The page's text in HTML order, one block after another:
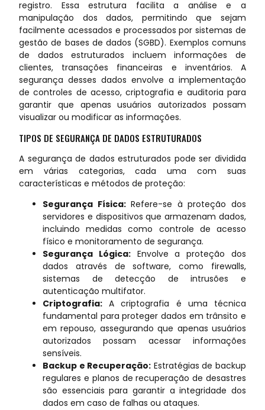
registro. Essa estrutura facilita a análise e a
manipulação dos dados, permitindo que sejam
facilmente acessados e processados por sistemas de
gestão de bases de dados (SGBD). Exemplos comuns
de dados estruturados incluem informações de
clientes, transações financeiras e inventários. A
segurança desses dados envolve a implementação
de controles de acesso, criptografia e auditoria para
garantir que apenas usuários autorizados possam
visualizar ou modificar as informações.
TIPOS DE SEGURANÇA DE DADOS ESTRUTURADOS
A segurança de dados estruturados pode ser dividida
em várias categorias, cada uma com suas
características e métodos de proteção:
Segurança Física:Refere-se à proteção dos
servidores e dispositivos que armazenam dados,
incluindo medidas como controle de acesso
físico e monitoramento de segurança.
Segurança Lógica:Envolve a proteção dos
dados através de software, como firewalls,
sistemas de detecção de intrusões e
autenticação multifator.
Criptografia: A criptografia é uma técnica
fundamental para proteger dados em trânsito e
em repouso, assegurando que apenas usuários
autorizados possam acessar informações
sensíveis.
Backup e Recuperação: Estratégias de backup
regulares e planos de recuperação de desastres
são essenciais para garantir a integridade dos
dados em caso de falhas ou ataques.